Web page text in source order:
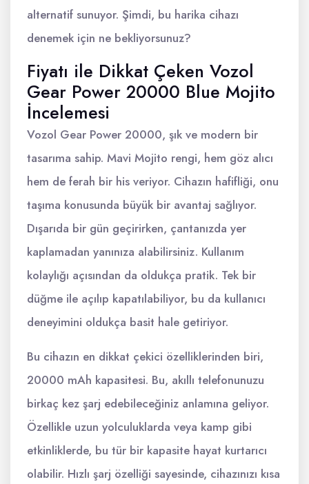
alternatif sunuyor. Şimdi, bu harika cihazı
denemek için ne bekliyorsunuz?
Fiyatı ile Dikkat Çeken Vozol
Gear Power 20000 Blue Mojito
İncelemesi
Vozol Gear Power 20000, şık ve modern bir
tasarıma sahip. Mavi Mojito rengi, hem göz alıcı
hem de ferah bir his veriyor. Cihazın hafifliği, onu
taşıma konusunda büyük bir avantaj sağlıyor.
Dışarıda bir gün geçirirken, çantanızda yer
kaplamadan yanınıza alabilirsiniz. Kullanım
kolaylığı açısından da oldukça pratik. Tek bir
düğme ile açılıp kapatılabiliyor, bu da kullanıcı
deneyimini oldukça basit hale getiriyor.
Bu cihazın en dikkat çekici özelliklerinden biri,
20000 mAh kapasitesi. Bu, akıllı telefonunuzu
birkaç kez şarj edebileceğiniz anlamına geliyor.
Özellikle uzun yolculuklarda veya kamp gibi
etkinliklerde, bu tür bir kapasite hayat kurtarıcı
olabilir. Hızlı şarj özelliği sayesinde, cihazınızı kısa